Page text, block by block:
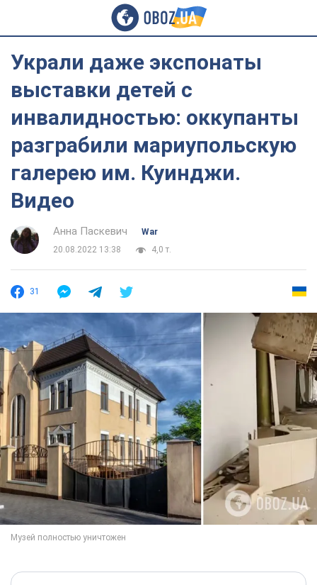
Украли даже экспонаты
выставки детей с
инвалидностью: оккупанты
разграбили мариупольскую
галерею им. Куинджи.
Видео
Анна Паскевич
War
20.08.2022 13:38
4,0 т.
31